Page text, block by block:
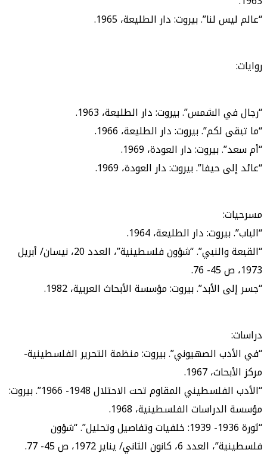
“عالم ليس لنا”. بيروت: دار الطليعة، 1965.
روايات:
“رجال في الشمس”. بيروت: دار الطليعة، 1963.
“ما تبقى لكم”. بيروت: دار الطليعة، 1966.
“أم سعد”. بيروت: دار العودة، 1969.
“عائد إلى حيفا”. بيروت: دار العودة، 1969.
مسرحيات:
“الباب”. بيروت: دار الطليعة، 1964.
“القبعة والنبي”. “شؤون فلسطينية”، العدد 20، نيسان/ أبريل
1973، ص 45- 76.
“جسر إلى الأبد”. بيروت: مؤسسة الأبحاث العربية، 1982.
دراسات:
“في الأدب الصهيوني”. بيروت: منظمة التحرير الفلسطينية-
مركز الأبحاث، 1967.
“الأدب الفلسطيني المقاوم تحت الاحتلال 1948- 1966”. بيروت:
مؤسسة الدراسات الفلسطينية، 1968.
“ثورة 1936- 1939: خلفيات وتفاصيل وتحليل”. “شؤون
فلسطينية”، العدد 6، كانون الثاني/ يناير 1972، ص 45- 77.